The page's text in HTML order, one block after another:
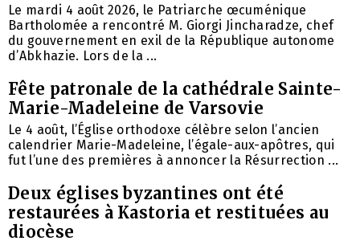
Le mardi 4 août 2026, le Patriarche œcuménique
Bartholomée a rencontré M. Giorgi Jincharadze, chef
du gouvernement en exil de la République autonome
d’Abkhazie. Lors de la ...
Fête patronale de la cathédrale Sainte-
Marie-Madeleine de Varsovie
Le 4 août, l’Église orthodoxe célèbre selon l’ancien
calendrier Marie-Madeleine, l’égale-aux-apôtres, qui
fut l’une des premières à annoncer la Résurrection ...
Deux églises byzantines ont été
restaurées à Kastoria et restituées au
diocèse